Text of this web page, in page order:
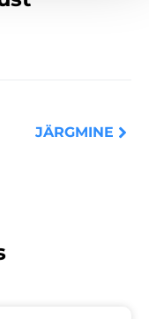
JÄRGMINE